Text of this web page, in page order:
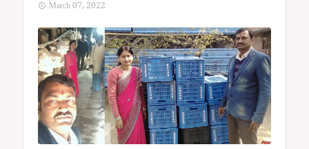
March 07, 2022